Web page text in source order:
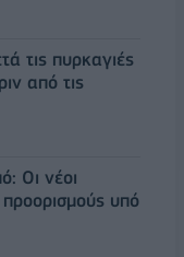
τις πυρκαγιές
από τις
Οι νέοι
προορισμούς υπό